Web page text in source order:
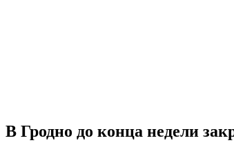
В Гродно до конца недели